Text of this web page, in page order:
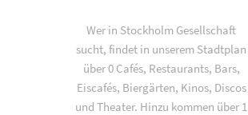
Wer in Stockholm Gesellschaft
sucht, findet in unserem Stadtplan
über 0 Cafés, Restaurants, Bars,
Eiscafés, Biergärten, Kinos, Discos
und Theater. Hinzu kommen über 1